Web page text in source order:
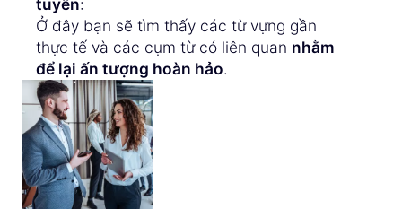
Ở đây bạn sẽ tìm thấy các từ vựng gần
thực tế và các cụm từ có liên quan nhằm
để lại ấn tượng hoàn hảo.